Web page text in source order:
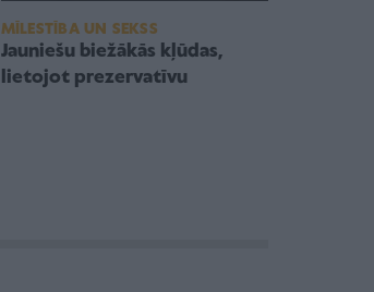
MĪLESTĪBA UN SEKSS
Jauniešu biežākās kļūdas,
lietojot prezervatīvu